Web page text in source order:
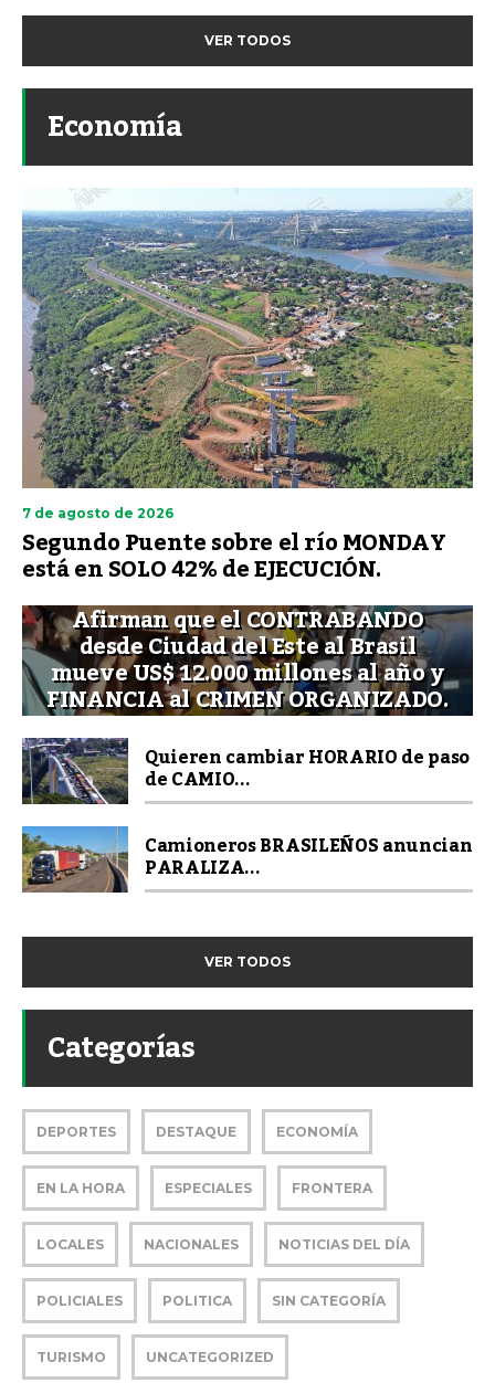
VER TODOS
Economía
7 de agosto de 2026
Segundo Puente sobre el río MONDAY
está en SOLO 42% de EJECUCIÓN.
Afirman que el CONTRABANDO
desde Ciudad del Este al Brasil
mueve US$ 12.000 millones al año y
FINANCIA al CRIMEN ORGANIZADO.
Quieren cambiar HORARIO de paso
de CAMIO...
Camioneros BRASILEÑOS anuncian
PARALIZA...
VER TODOS
Categorías
DEPORTES DESTAQUE ECONOMÍA
EN LA HORA ESPECIALES FRONTERA
LOCALES NACIONALES NOTICIAS DEL DÍA
POLICIALES POLITICA SIN CATEGORÍA
TURISMO UNCATEGORIZED